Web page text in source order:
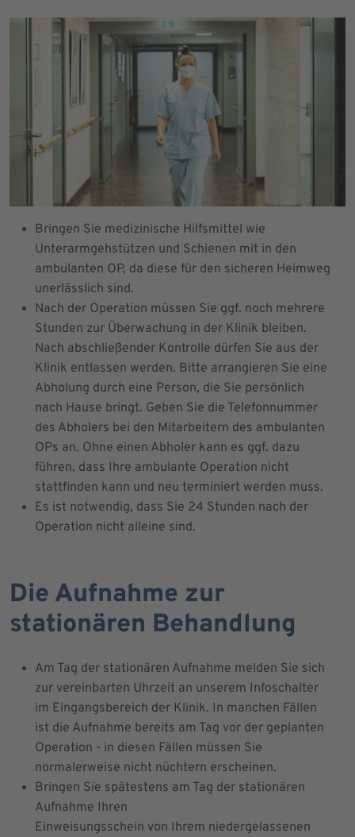
Bringen Sie medizinische Hilfsmittel wie
Unterarmgehstützen und Schienen mit in den
ambulanten OP, da diese für den sicheren Heimweg
unerlässlich sind.
Nach der Operation müssen Sie ggf. noch mehrere
Stunden zur Überwachung in der Klinik bleiben.
Nach abschließender Kontrolle dürfen Sie aus der
Klinik entlassen werden. Bitte arrangieren Sie eine
Abholung durch eine Person, die Sie persönlich
nach Hause bringt. Geben Sie die Telefonnummer
des Abholers bei den Mitarbeitern des ambulanten
OPs an. Ohne einen Abholer kann es ggf. dazu
führen, dass Ihre ambulante Operation nicht
stattfinden kann und neu terminiert werden muss.
Es ist notwendig, dass Sie 24 Stunden nach der
Operation nicht alleine sind.
Die Aufnahme zur
stationären Behandlung
Am Tag der stationären Aufnahme melden Sie sich
zur vereinbarten Uhrzeit an unserem Infoschalter
im Eingangsbereich der Klinik. In manchen Fällen
ist die Aufnahme bereits am Tag vor der geplanten
Operation - in diesen Fällen müssen Sie
normalerweise nicht nüchtern erscheinen.
Bringen Sie spätestens am Tag der stationären
Aufnahme Ihren
Einweisungsschein von Ihrem niedergelassenen